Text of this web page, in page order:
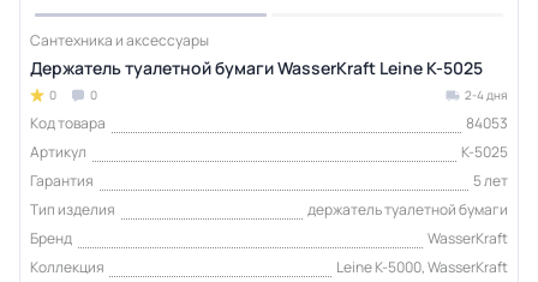
Сантехника и аксессуары
Держатель туалетной бумаги WasserKraft Leine K-5025
0 0 2-4 дня
Код товара
84053
Артикул
K-5025
Гарантия
5 лет
Тип изделия
держатель туалетной бумаги
Бренд
WasserKraft
Коллекция
Leine K-5000, WasserKraft